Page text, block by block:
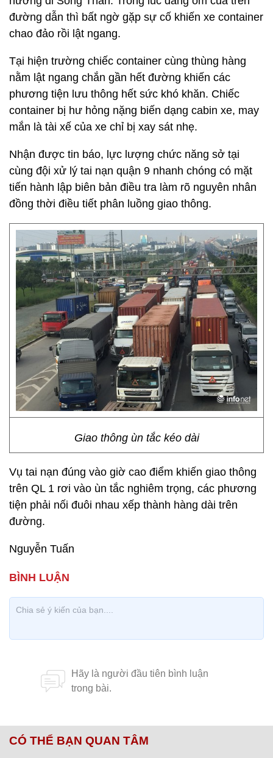
đường dẫn thì bất ngờ gặp sự cố khiến xe container
chao đảo rồi lật ngang.
Tại hiện trường chiếc container cùng thùng hàng
nằm lật ngang chắn gần hết đường khiến các
phương tiện lưu thông hết sức khó khăn. Chiếc
container bị hư hỏng nặng biến dạng cabin xe, may
mắn là tài xế của xe chỉ bị xay sát nhẹ.
Nhận được tin báo, lực lượng chức năng sở tại
cùng đội xử lý tai nạn quận 9 nhanh chóng có mặt
tiến hành lập biên bản điều tra làm rõ nguyên nhân
đồng thời điều tiết phân luồng giao thông.
Giao thông ùn tắc kéo dài
Vụ tai nạn đúng vào giờ cao điểm khiến giao thông
trên QL 1 rơi vào ùn tắc nghiêm trọng, các phương
tiện phải nối đuôi nhau xếp thành hàng dài trên
đường.
Nguyễn Tuấn
CÓ THỂ BẠN QUAN TÂM